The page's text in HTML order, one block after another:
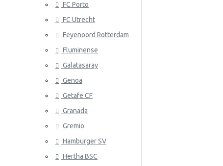
Espanja
Ruotsi
Tunisia
Turkki
Ukraina
FC Porto
FC Utrecht
Feyenoord Rotterdam
Fluminense
Galatasaray
Genoa
Getafe CF
Granada
Gremio
Hamburger SV
Hertha BSC